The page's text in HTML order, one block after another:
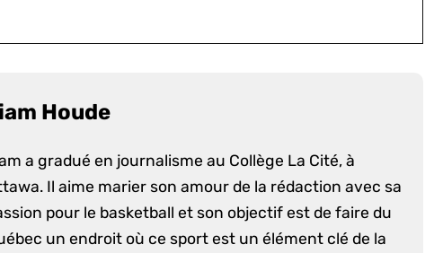
Houde
a gradué en journalisme au Collège La Cité, à
Il aime marier son amour de la rédaction avec sa
pour le basketball et son objectif est de faire du
un endroit où ce sport est un élément clé de la